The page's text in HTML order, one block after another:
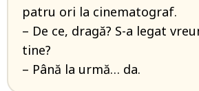
patru ori la cinematograf.
– De ce, dragă? S-a legat
tine?
– Până la urmă… da.